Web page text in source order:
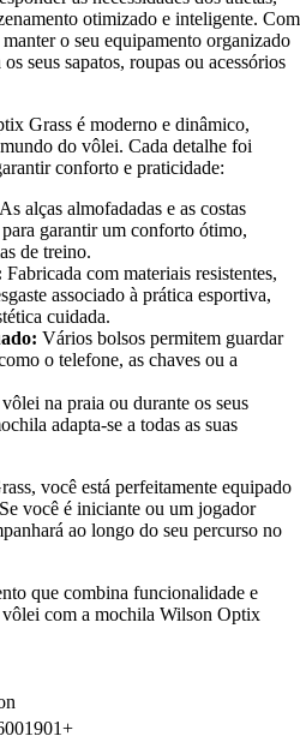
otimizado e inteligente. Com
o seu equipamento organizado
seus sapatos, roupas ou acessórios
Grass é moderno e dinâmico,
do vôlei. Cada detalhe foi
conforto e praticidade:
As alças almofadadas e as costas
garantir um conforto ótimo,
de treino.
Fabricada com materiais resistentes,
associado à prática esportiva,
cuidada.
Vários bolsos permitem guardar
o telefone, as chaves ou a
na praia ou durante os seus
adapta-se a todas as suas
você está perfeitamente equipado
você é iniciante ou um jogador
ao longo do seu percurso no
que combina funcionalidade e
com a mochila Wilson Optix